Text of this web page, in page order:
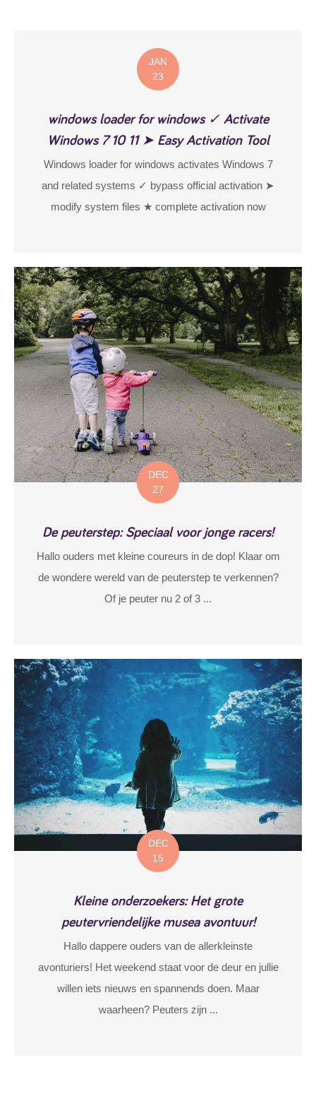
JAN
23
windows loader for windows ✓ Activate
Windows 7 10 11 ➤ Easy Activation Tool
Windows loader for windows activates Windows 7
and related systems ✓ bypass official activation ➤
modify system files ★ complete activation now
DEC
27
De peuterstep: Speciaal voor jonge racers!
Hallo ouders met kleine coureurs in de dop! Klaar om
de wondere wereld van de peuterstep te verkennen?
Of je peuter nu 2 of 3 ...
DEC
15
Kleine onderzoekers: Het grote
peutervriendelijke musea avontuur!
Hallo dappere ouders van de allerkleinste
avonturiers! Het weekend staat voor de deur en jullie
willen iets nieuws en spannends doen. Maar
waarheen? Peuters zijn ...